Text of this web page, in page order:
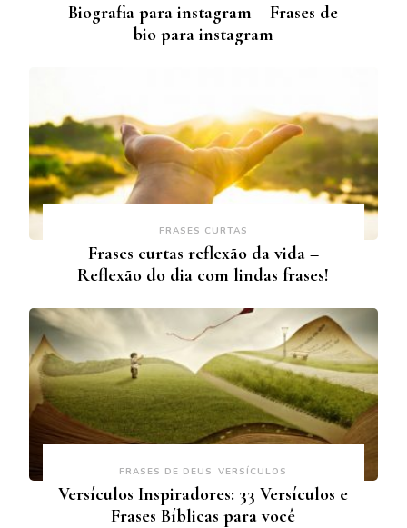
Biografia para instagram – Frases de
bio para instagram
FRASES CURTAS
Frases curtas reflexão da vida –
Reflexão do dia com lindas frases!
FRASES DE DEUS VERSÍCULOS
Versículos Inspiradores: 33 Versículos e
Frases Bíblicas para você